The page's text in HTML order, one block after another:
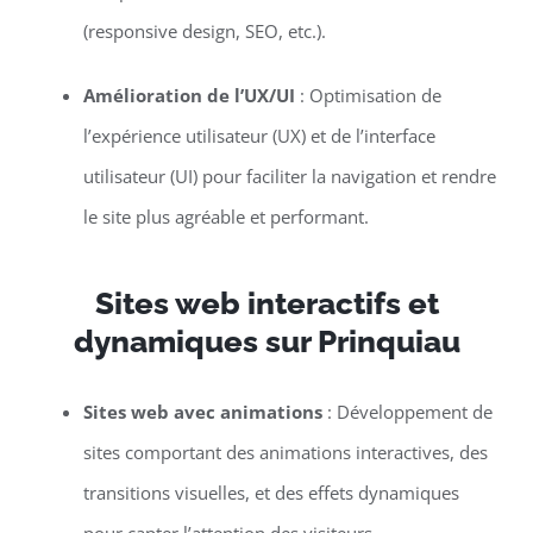
(responsive design, SEO, etc.).
Amélioration de l’UX/UI : Optimisation de
l’expérience utilisateur (UX) et de l’interface
utilisateur (UI) pour faciliter la navigation et rendre
le site plus agréable et performant.
Sites web interactifs et
dynamiques sur Prinquiau
Sites web avec animations: Développement de
sites comportant des animations interactives, des
transitions visuelles, et des effets dynamiques